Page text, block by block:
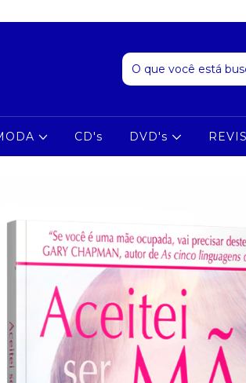
CD's DVD's